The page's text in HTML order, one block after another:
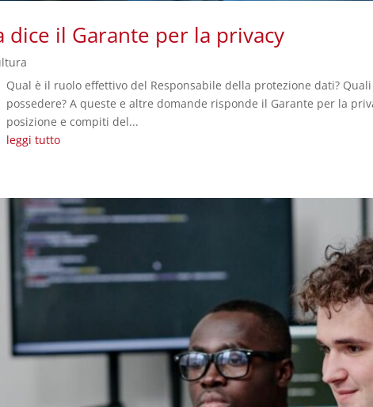
dice il Garante per la privacy
Qual è il ruolo effettivo del Responsabile della protezione dati?
possedere? A queste e altre domande risponde il Garante per la
posizione e compiti del...
leggi tutto